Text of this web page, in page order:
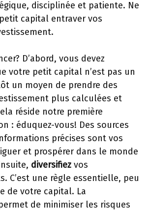
disciplinée et patiente. Ne
capital entraver vos
D’abord, vous devez
votre petit capital n’est pas un
un moyen de prendre des
plus calculées et
réside notre première
: éduquez-vous! Des sources
précises sont vos
et prospérer dans le monde
diversifiez vos
C’est une règle essentielle, peu
de votre capital. La
de minimiser les risques